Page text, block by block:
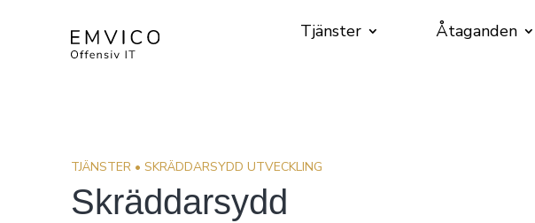
Tjänster Åtaganden
TJÄNSTER • SKRÄDDARSYDD UTVECKLING
Skräddarsydd